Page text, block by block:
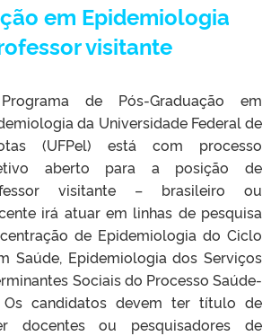
em Epidemiologia
visitante
de Pós-Graduação em
da Universidade Federal de
(UFPel) está com processo
aberto para a posição de
visitante – brasileiro ou
irá atuar em linhas de pesquisa
de Epidemiologia do Ciclo
Saúde, Epidemiologia dos Serviços
Sociais do Processo Saúde-
Os candidatos devem ter título de
docentes ou pesquisadores de